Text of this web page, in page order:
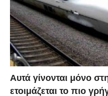
Αυτά γίνονται μόνο
ετοιμάζεται το πιο